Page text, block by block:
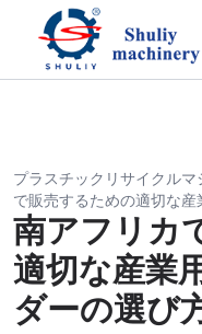
プラスチックリサイクルマ
で販売するための適切な
南アフリカ
適切な産業
ダーの選び